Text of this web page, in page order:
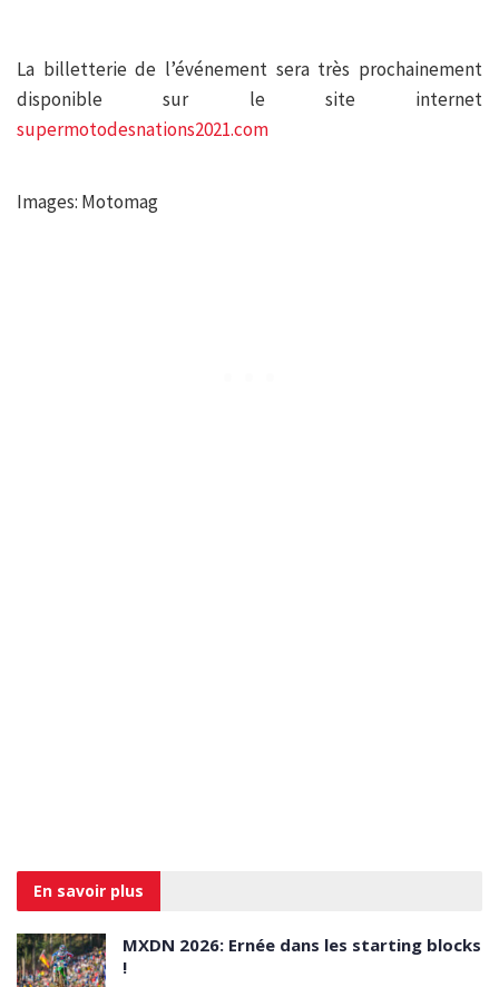
La billetterie de l’événement sera très prochainement
disponible sur le site internet
supermotodesnations2021.com
Images: Motomag
En savoir plus
MXDN 2026: Ernée dans les starting blocks
!